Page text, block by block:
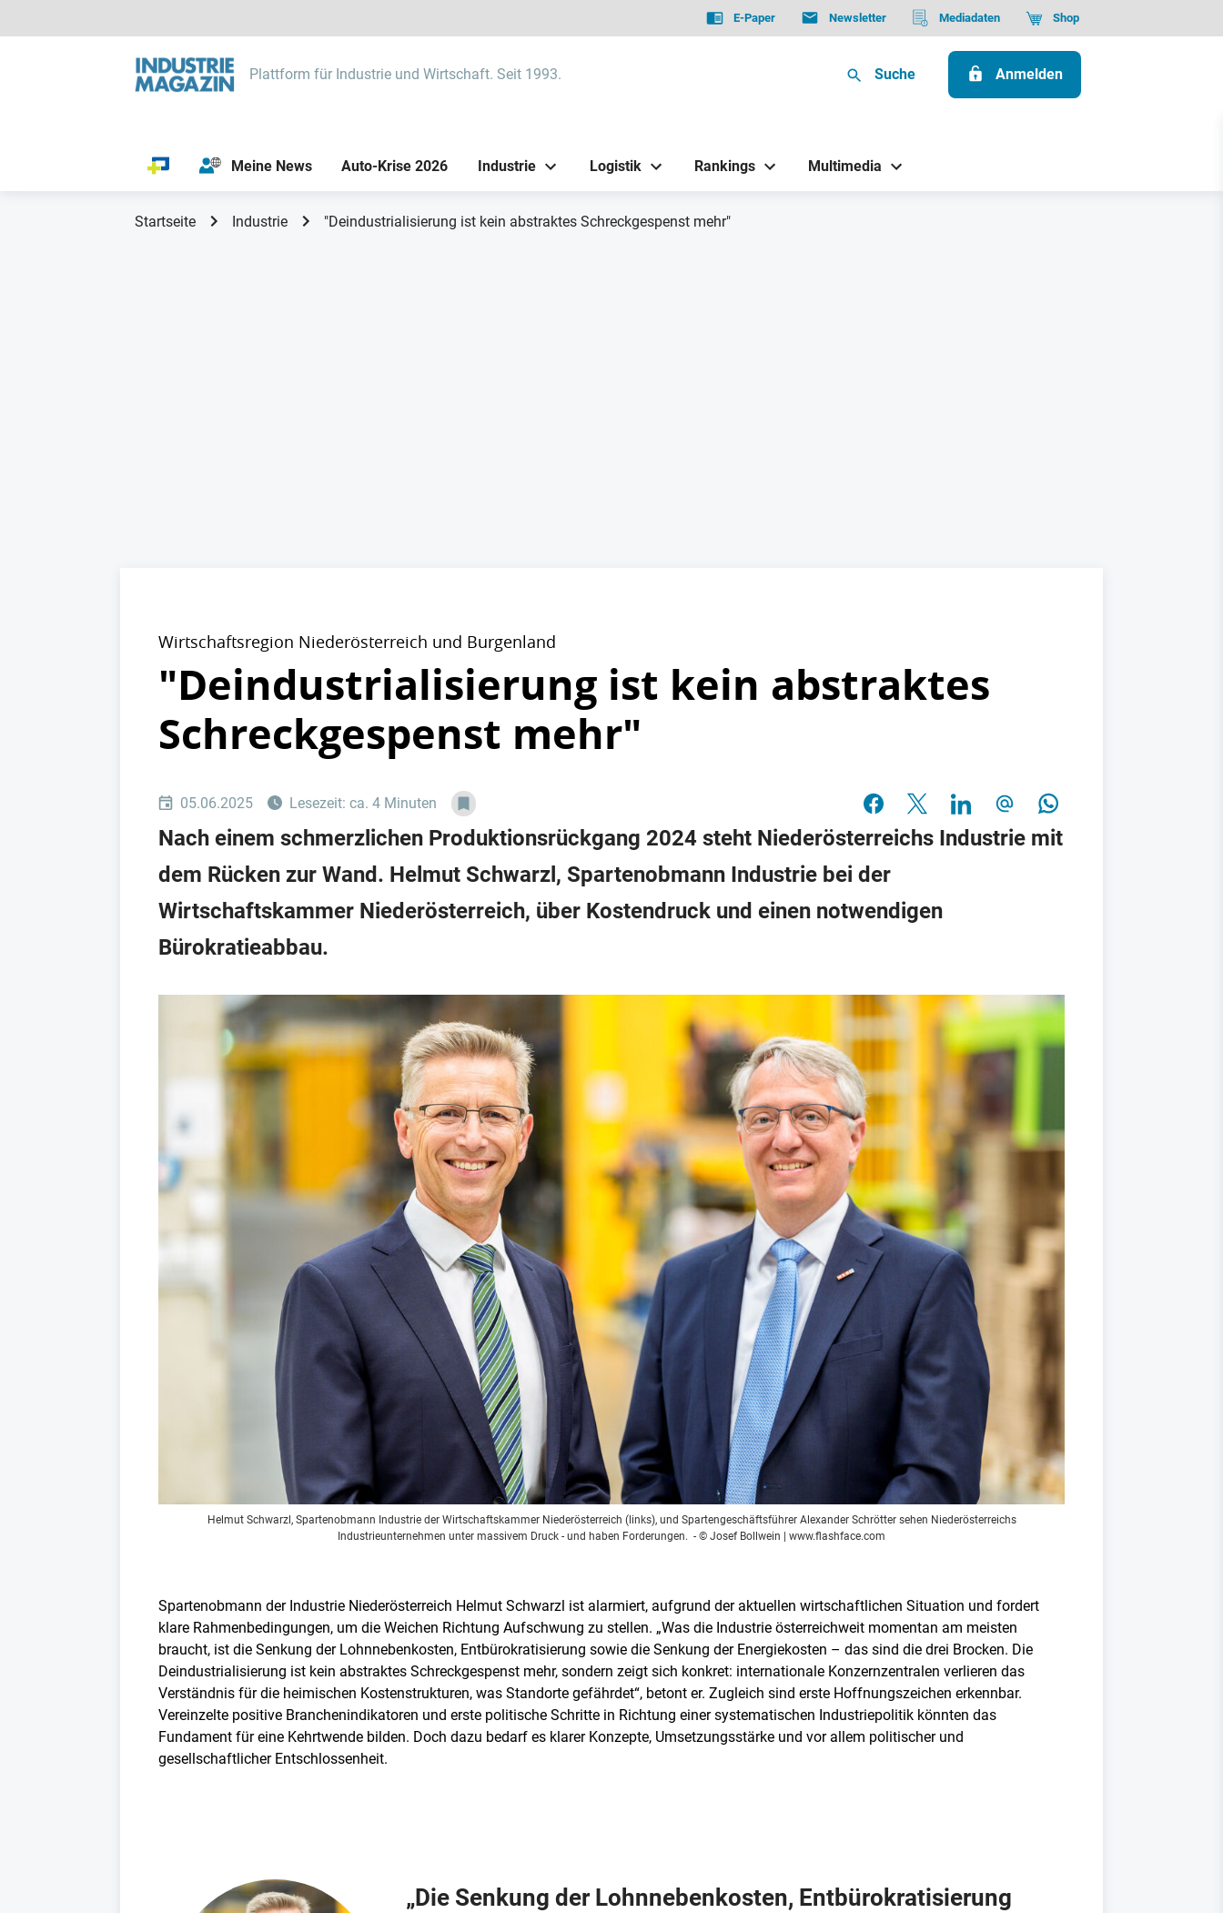
E-Paper Newsletter Mediadaten Shop
Plattform für Industrie und Wirtschaft. Seit 1993. Suche Anmelden
Meine News Auto-Krise 2026 Industrie Logistik Rankings Multimedia
Startseite Industrie "Deindustrialisierung ist kein abstraktes Schreckgespenst mehr"
Wirtschaftsregion Niederösterreich und Burgenland
"Deindustrialisierung ist kein abstraktes
Schreckgespenst mehr"
05.06.2025 Lesezeit: ca. 4 Minuten
Nach einem schmerzlichen Produktionsrückgang 2024 steht Niederösterreichs Industrie mit
dem Rücken zur Wand. Helmut Schwarzl, Spartenobmann Industrie bei der
Wirtschaftskammer Niederösterreich, über Kostendruck und einen notwendigen
Bürokratieabbau.
Helmut Schwarzl, Spartenobmann Industrie der Wirtschaftskammer Niederösterreich (links), und Spartengeschäftsführer Alexander Schrötter sehen Niederösterreichs
Industrieunternehmen unter massivem Druck - und haben Forderungen. - © Josef Bollwein | www.flashface.com
Spartenobmann der Industrie Niederösterreich Helmut Schwarzl ist alarmiert, aufgrund der aktuellen wirtschaftlichen Situation und fordert
klare Rahmenbedingungen, um die Weichen Richtung Aufschwung zu stellen. „Was die Industrie österreichweit momentan am meisten
braucht, ist die Senkung der Lohnnebenkosten, Entbürokratisierung sowie die Senkung der Energiekosten – das sind die drei Brocken. Die
Deindustrialisierung ist kein abstraktes Schreckgespenst mehr, sondern zeigt sich konkret: internationale Konzernzentralen verlieren das
Verständnis für die heimischen Kostenstrukturen, was Standorte gefährdet“, betont er. Zugleich sind erste Hoffnungszeichen erkennbar.
Vereinzelte positive Branchenindikatoren und erste politische Schritte in Richtung einer systematischen Industriepolitik könnten das
Fundament für eine Kehrtwende bilden. Doch dazu bedarf es klarer Konzepte, Umsetzungsstärke und vor allem politischer und
gesellschaftlicher Entschlossenheit.
„Die Senkung der Lohnnebenkosten, Entbürokratisierung